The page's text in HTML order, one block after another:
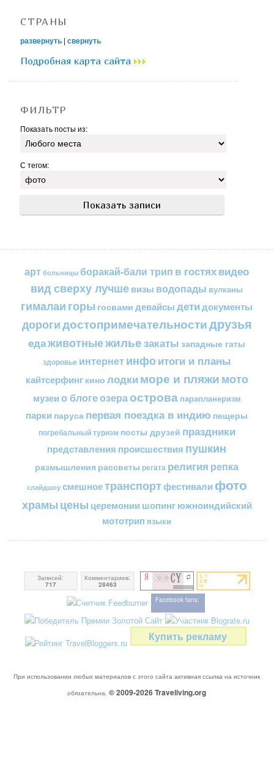
СТРАНЫ
развернуть |свернуть
Подробная карта сайта
ФИЛЬТР
Показать посты из:
С тегом:
арт больницы боракай-бали трип в гостяхвидео
вид сверху лучшевизы водопады вулканы
гималаи горы госвами девайсы детидокументы
дорогидостопримечательностидрузья
едаживотныежильезакаты западные гаты
здоровье интернетинфоитоги и планы
кайтсерфинг кино лодкиморе и пляжимото
музеи о блогеозераострова парапланеризм
парки паруса первая поездка в индию пещеры
погребальный туризм посты друзей праздники
представления происшествия пушкин
размышления рассветы регата религия репка
слайдшоу смешноетранспортфестивали фото
храмы цены церемонии шопингюжноиндийский
мототрип языки
Записей:
717
Комментариев:
28463
Facebook fans:
Купить рекламу
При использовании любых материалов с этого сайта активная ссылка на источник
обязательна. © 2009-2026Traveliving.org